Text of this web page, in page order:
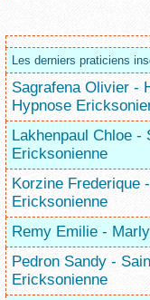
Les derniers praticiens
Sagrafena Olivier -
Hypnose
Lakhenpaul Chloe -
Ericksonienne
Korzine Frederique
Ericksonienne
Remy Emilie -
Pedron Sandy -
Ericksonienne